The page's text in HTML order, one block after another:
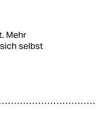
Mehr
selbst